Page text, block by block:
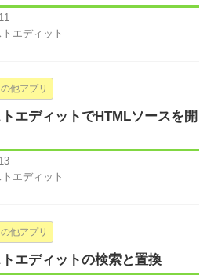
エディット
他アプリ
エディットでHTMLソースを開
エディット
他アプリ
エディットの検索と置換